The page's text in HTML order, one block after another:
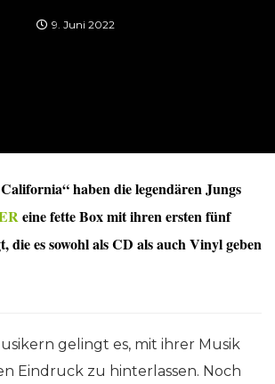
9. Juni 2022
haben die legendären Jungs
eine fette Box mit ihren ersten fünf
die es sowohl als CD als auch Vinyl geben
gelingt es, mit ihrer Musik
Eindruck zu hinterlassen. Noch